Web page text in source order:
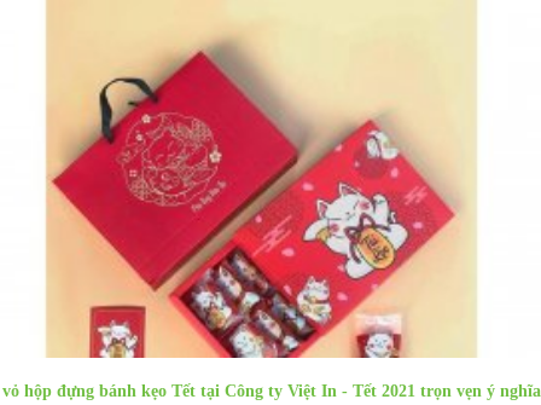
hộp đựng bánh kẹo Tết tại Công ty Việt In - Tết 2021 trọn vẹn ý nghĩa